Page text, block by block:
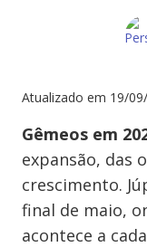
Atualizado em 19/
Gêmeos em
expansão, das
crescimento.
final de maio,
acontece a